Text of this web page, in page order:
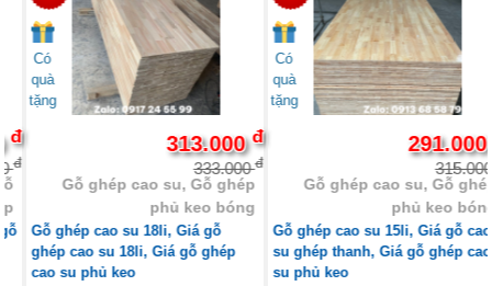
quà
tặng
313.000đ
333.000đ
Gỗ ghép cao su, Gỗ ghép
phủ keo bóng
Gỗ ghép cao su 18li, Giá gỗ
ghép cao su 18li, Giá gỗ ghép
cao su phủ keo
quà
tặng
291.000đ
315.000đ
Gỗ ghép cao su, Gỗ ghép
phủ keo bóng
Gỗ ghép cao su 15li, Giá gỗ cao
su ghép thanh, Giá gỗ ghép cao
su phủ keo